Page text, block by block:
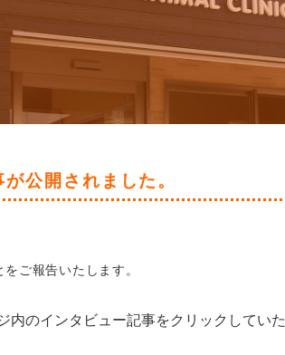
公開されました。
ご報告いたします。
内のインタビュー記事をクリックしていた